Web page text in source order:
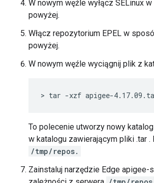
W nowym węźle wyłącz SELinux
powyżej.
Włącz repozytorium EPEL w
powyżej.
W nowym węźle wyciągnij plik z
> tar -xzf apigee-
To polecenie utworzy nowy
w katalogu zawierającym pliki .tar .
/tmp/repos.
Zainstaluj narzędzie Edge apigee-